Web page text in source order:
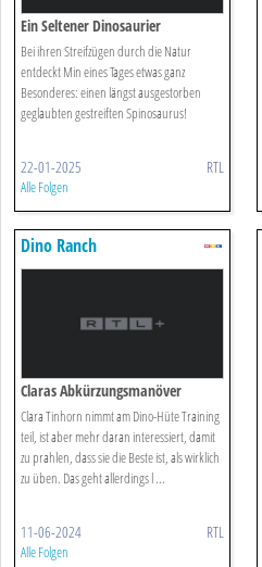
Ein Seltener Dinosaurier
Bei ihren Streifzügen durch die Natur
entdeckt Min eines Tages etwas ganz
Besonderes: einen längst ausgestorben
geglaubten gestreiften Spinosaurus!
22-01-2025 RTL
Alle Folgen
Dino Ranch
Claras Abkürzungsmanöver
Clara Tinhorn nimmt am Dino-Hüte Training
teil, ist aber mehr daran interessiert, damit
zu prahlen, dass sie die Beste ist, als wirklich
zu üben. Das geht allerdings l ...
11-06-2024 RTL
Alle Folgen